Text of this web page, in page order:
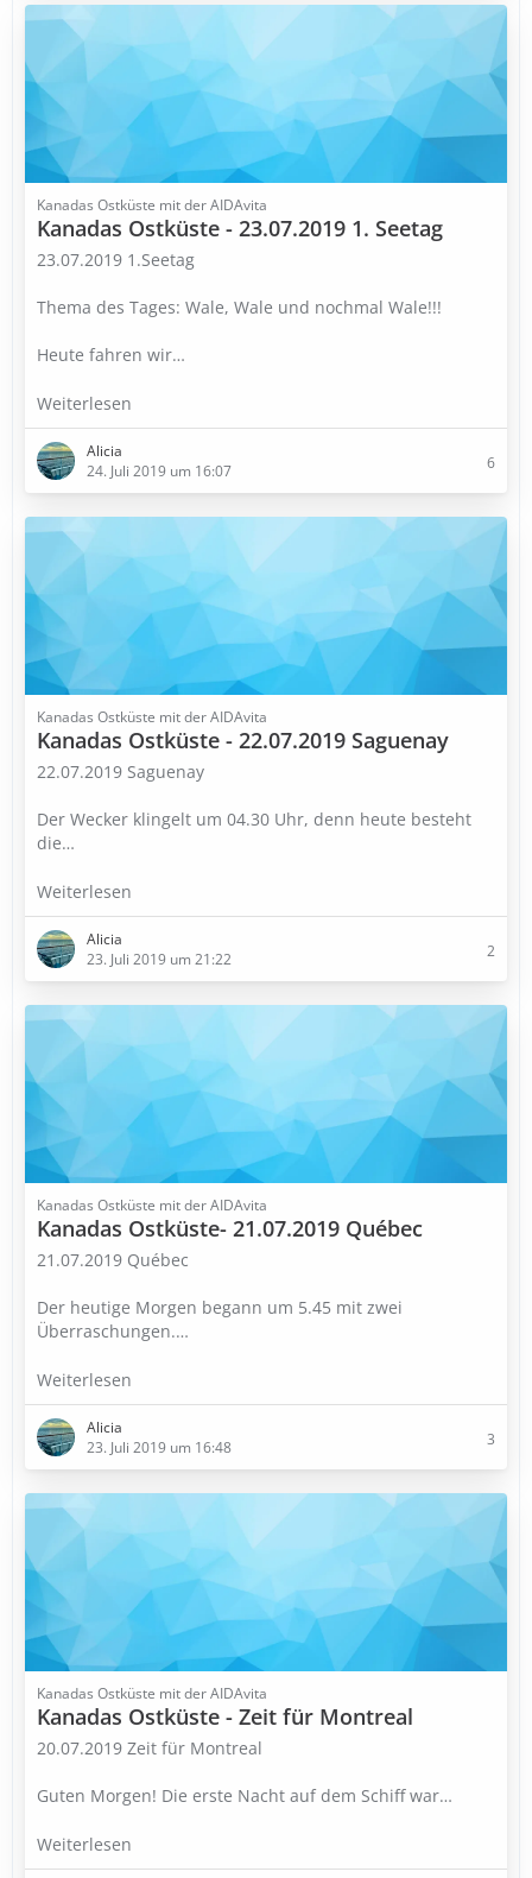
Kanadas Ostküste mit der AIDAvita
Kanadas Ostküste - 23.07.2019 1. Seetag
23.07.2019 1.Seetag
Thema des Tages: Wale, Wale und nochmal Wale!!!
Heute fahren wir…
Weiterlesen
Alicia
24. Juli 2019 um 16:07
6
Kanadas Ostküste mit der AIDAvita
Kanadas Ostküste - 22.07.2019 Saguenay
22.07.2019 Saguenay
Der Wecker klingelt um 04.30 Uhr, denn heute besteht
die…
Weiterlesen
Alicia
23. Juli 2019 um 21:22
2
Kanadas Ostküste mit der AIDAvita
Kanadas Ostküste- 21.07.2019 Québec
21.07.2019 Québec
Der heutige Morgen begann um 5.45 mit zwei
Überraschungen.…
Weiterlesen
Alicia
23. Juli 2019 um 16:48
3
Kanadas Ostküste mit der AIDAvita
Kanadas Ostküste - Zeit für Montreal
20.07.2019 Zeit für Montreal
Guten Morgen! Die erste Nacht auf dem Schiff war…
Weiterlesen